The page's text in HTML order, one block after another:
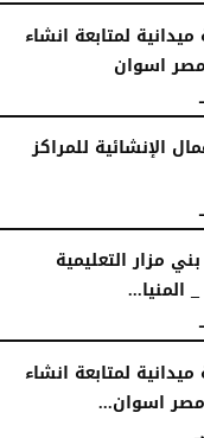
لمتابعة انشاء
اسوان
الإنشائية للمراكز
مزار التعليمية
المنيا...
لمتابعة انشاء
اسوان...